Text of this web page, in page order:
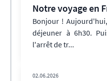
Notre voyage en
Bonjour !
déjeuner à 6h30.
l'arrêt de tr...
02.06.2026